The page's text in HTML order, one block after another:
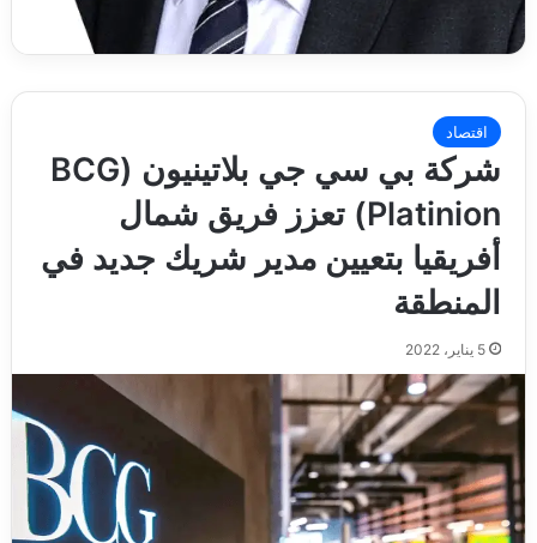
اقتصاد
شركة بي سي جي بلاتينيون (BCG
Platinion) تعزز فريق شمال
أفريقيا بتعيين مدير شريك جديد في
المنطقة
5 يناير، 2022